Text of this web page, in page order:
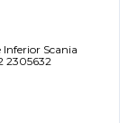
Inferior Scania
2305632